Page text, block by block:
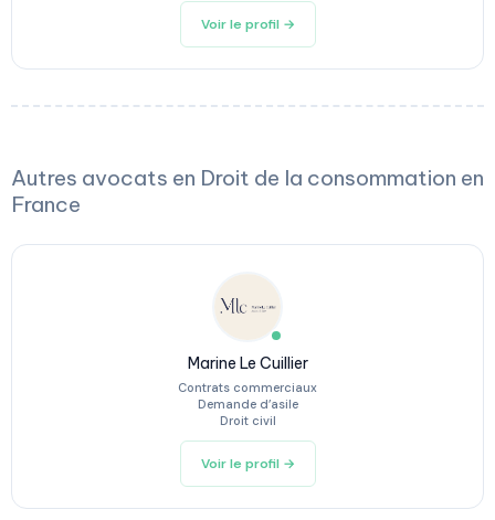
Voir le profil →
Autres avocats en Droit de la consommation en
France
Marine Le Cuillier
Contrats commerciaux
Demande d’asile
Droit civil
Voir le profil →